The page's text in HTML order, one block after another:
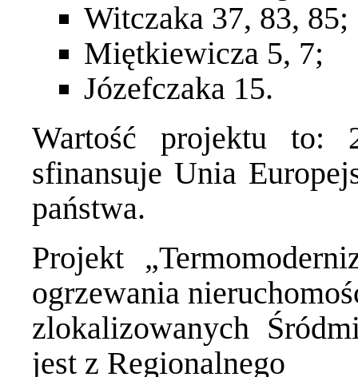
Witczaka 37, 83, 85;
Miętkiewicza 5, 7;
Józefczaka 15.
Wartość projektu to:
sfinansuje Unia
państwa.
Projekt
ogrzewania
zlokalizowanych
jest z Regionalnego